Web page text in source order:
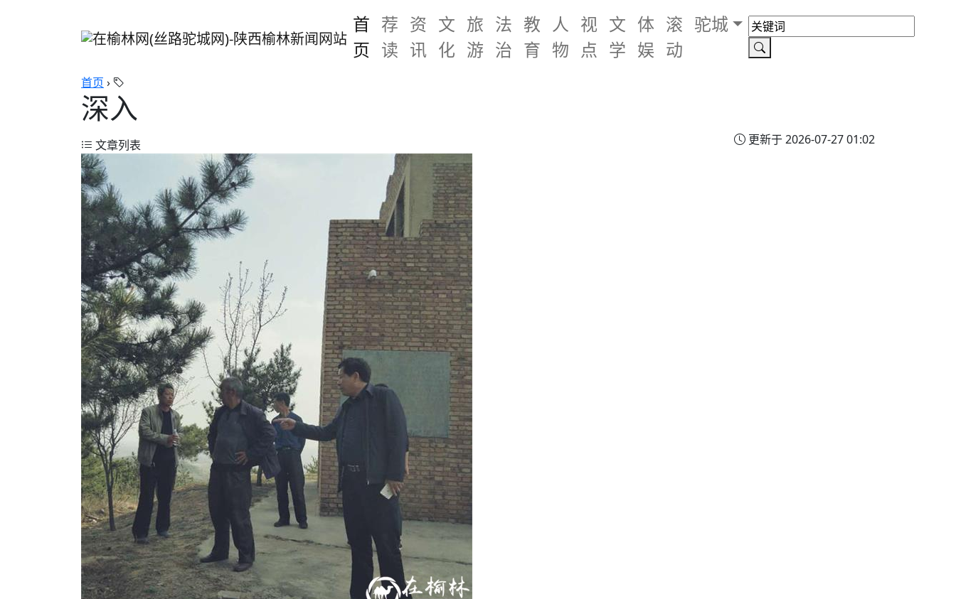
首
页
荐
读
资
讯
文
化
旅
游
法
治
教
育
人
物
视
点
文
学
体
娱
滚
动
驼城
首页 ›
深入
更新于 2026-07-27 01:02
文章列表